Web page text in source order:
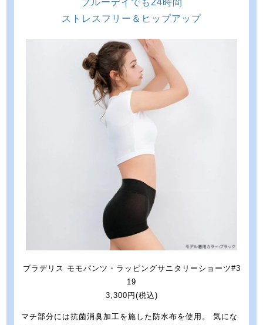
ストレスフリー＆ヒップアップ
ブラデリス モモパンツ・ラッピングサニタリーショーツ#3
19
3,300円(税込)
マチ部分には抗菌消臭加工を施した防水布を使用。 気にな